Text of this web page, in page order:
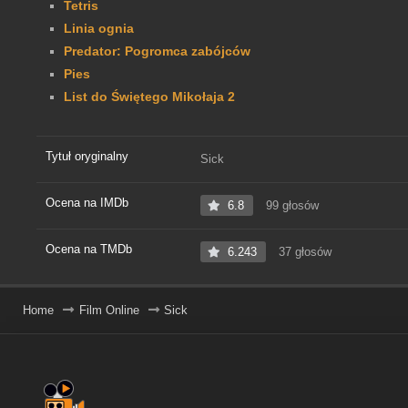
Tetris
Linia ognia
Predator: Pogromca zabójców
Pies
List do Świętego Mikołaja 2
Tytuł oryginalny Sick
Ocena na IMDb 6.8 99 głosów
Ocena na TMDb 6.243 37 głosów
Home Film Online Sick